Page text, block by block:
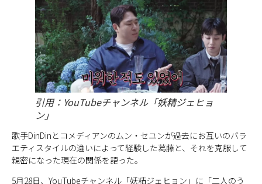
引用：YouTubeチャンネル「妖精ジェヒョ
ン」
歌手DinDinとコメディアンのムン・セユンが過去にお互いのバラ
エティスタイルの違いによって経験した葛藤と、それを克服して
親密になった現在の関係を語った。
5月28日、YouTubeチャンネル「妖精ジェヒョン」に「二人のう